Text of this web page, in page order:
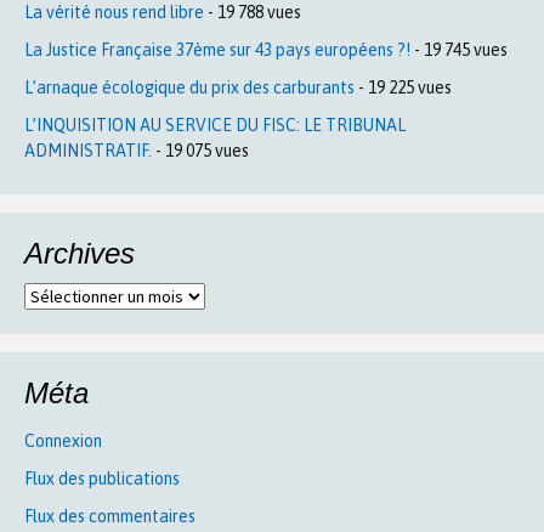
La vérité nous rend libre - 19 788 vues
La Justice Française 37ème sur 43 pays européens ?! - 19 745 vues
L’arnaque écologique du prix des carburants - 19 225 vues
L’INQUISITION AU SERVICE DU FISC: LE TRIBUNAL
ADMINISTRATIF. - 19 075 vues
Archives
Archives
Méta
Connexion
Flux des publications
Flux des commentaires